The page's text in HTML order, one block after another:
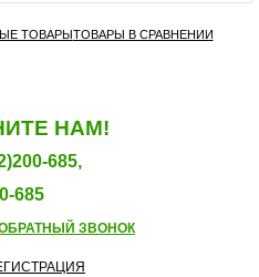
ТОВАРЫТОВАРЫ В СРАВНЕНИИ
НАМ!
685,
685
ЗВОНОК